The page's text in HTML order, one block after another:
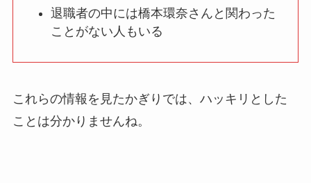
退職者の中には橋本環奈さんと関わった
ことがない人もいる
これらの情報を見たかぎりでは、ハッキリとした
ことは分かりませんね。